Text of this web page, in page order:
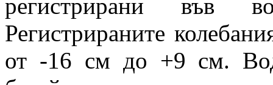
регистрирани във
Регистрираните
от -16 см до +9 см.